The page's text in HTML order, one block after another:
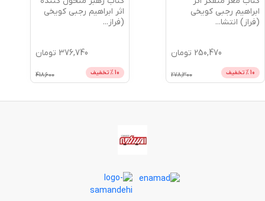
ابراهیم رجبی کویخی
(فراز) انتشا...
250,470 تومان
10 % تخفیف 278,300
اثر ابراهیم رجبی کویخی
(فراز...
376,740 تومان
10 % تخفیف 418,600